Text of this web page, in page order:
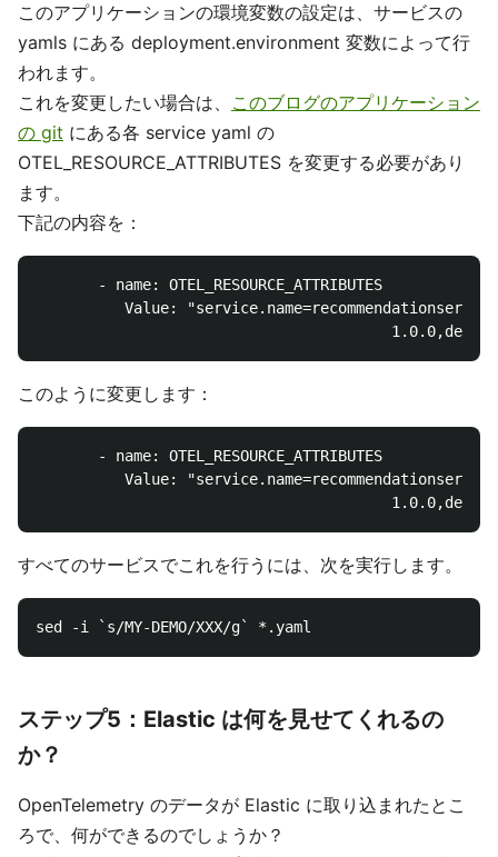
このアプリケーションの環境変数の設定は、サービスの
yamls にある deployment.environment 変数によって行
われます。
これを変更したい場合は、 このブログのアプリケーション
の git にある各 service yaml の
OTEL_RESOURCE_ATTRIBUTES を変更する必要があり
ます。
下記の内容を：
       - name: OTEL_RESOURCE_ATTRIBUTES
Value:
このように変更します：
       - name: OTEL_RESOURCE_ATTRIBUTES
Value:
すべてのサービスでこれを行うには、次を実行します。
ステップ5：Elastic は何を見せてくれるの
か？
OpenTelemetry のデータが Elastic に取り込まれたとこ
ろで、何ができるのでしょうか？